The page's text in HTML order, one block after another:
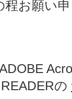
程お願い
の